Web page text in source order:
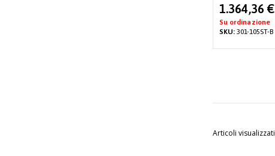
Special
Price
1.364,36 €
Su ordinazione
SKU:301-105ST-B
Articoli visualizzati